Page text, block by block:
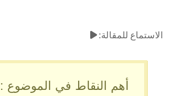
الاستماع للمقالة:
أهم النقاط في الموضوع :